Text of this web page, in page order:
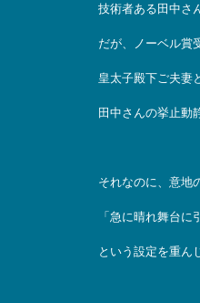
技術者ある田中さ
だが、ノーベル賞
皇太子殿下ご夫妻
田中さんの挙止動
それなのに、意地
「急に晴れ舞台
という設定を重ん